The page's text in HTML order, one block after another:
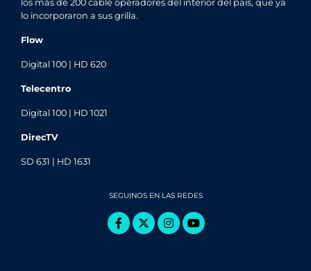
los más de 200 cable operadores del interior del país, que ya
lo incorporaron a sus grilla.
Flow
Digital 100 | HD 620
Telecentro
Digital 100 | HD 1021
DirecTV
SD 631 | HD 1631
SEGUINOS EN LAS REDES